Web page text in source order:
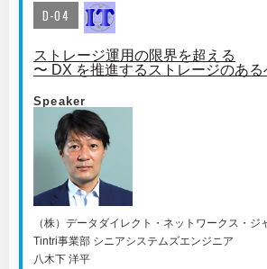
D-04
ストレージ運用の限界を超える
〜 DX を推進するストレージのある
Speaker
（株）データダイレクト・ネットワークス・ジ
Tintri事業部 シニアシステムズエンジニア
八木下 洋平